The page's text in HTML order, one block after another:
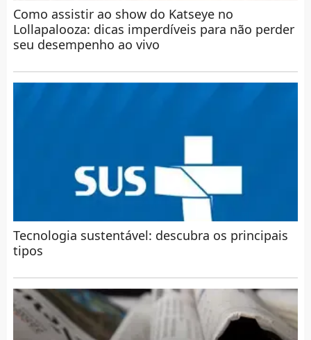
Como assistir ao show do Katseye no
Lollapalooza: dicas imperdíveis para não perder
seu desempenho ao vivo
Tecnologia sustentável: descubra os principais
tipos